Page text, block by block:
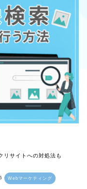
リサイトへの対処法も
Webマーケティング